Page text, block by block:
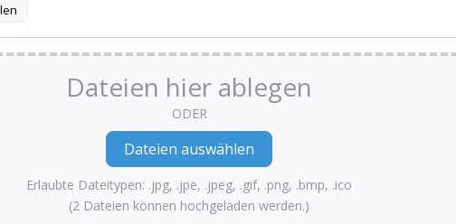
Dateien hier ablegen
ODER
Erlaubte Dateitypen: .jpg, .jpe, .jpeg, .gif, .png, .bmp, .ico
(2 Dateien können hochgeladen werden.)